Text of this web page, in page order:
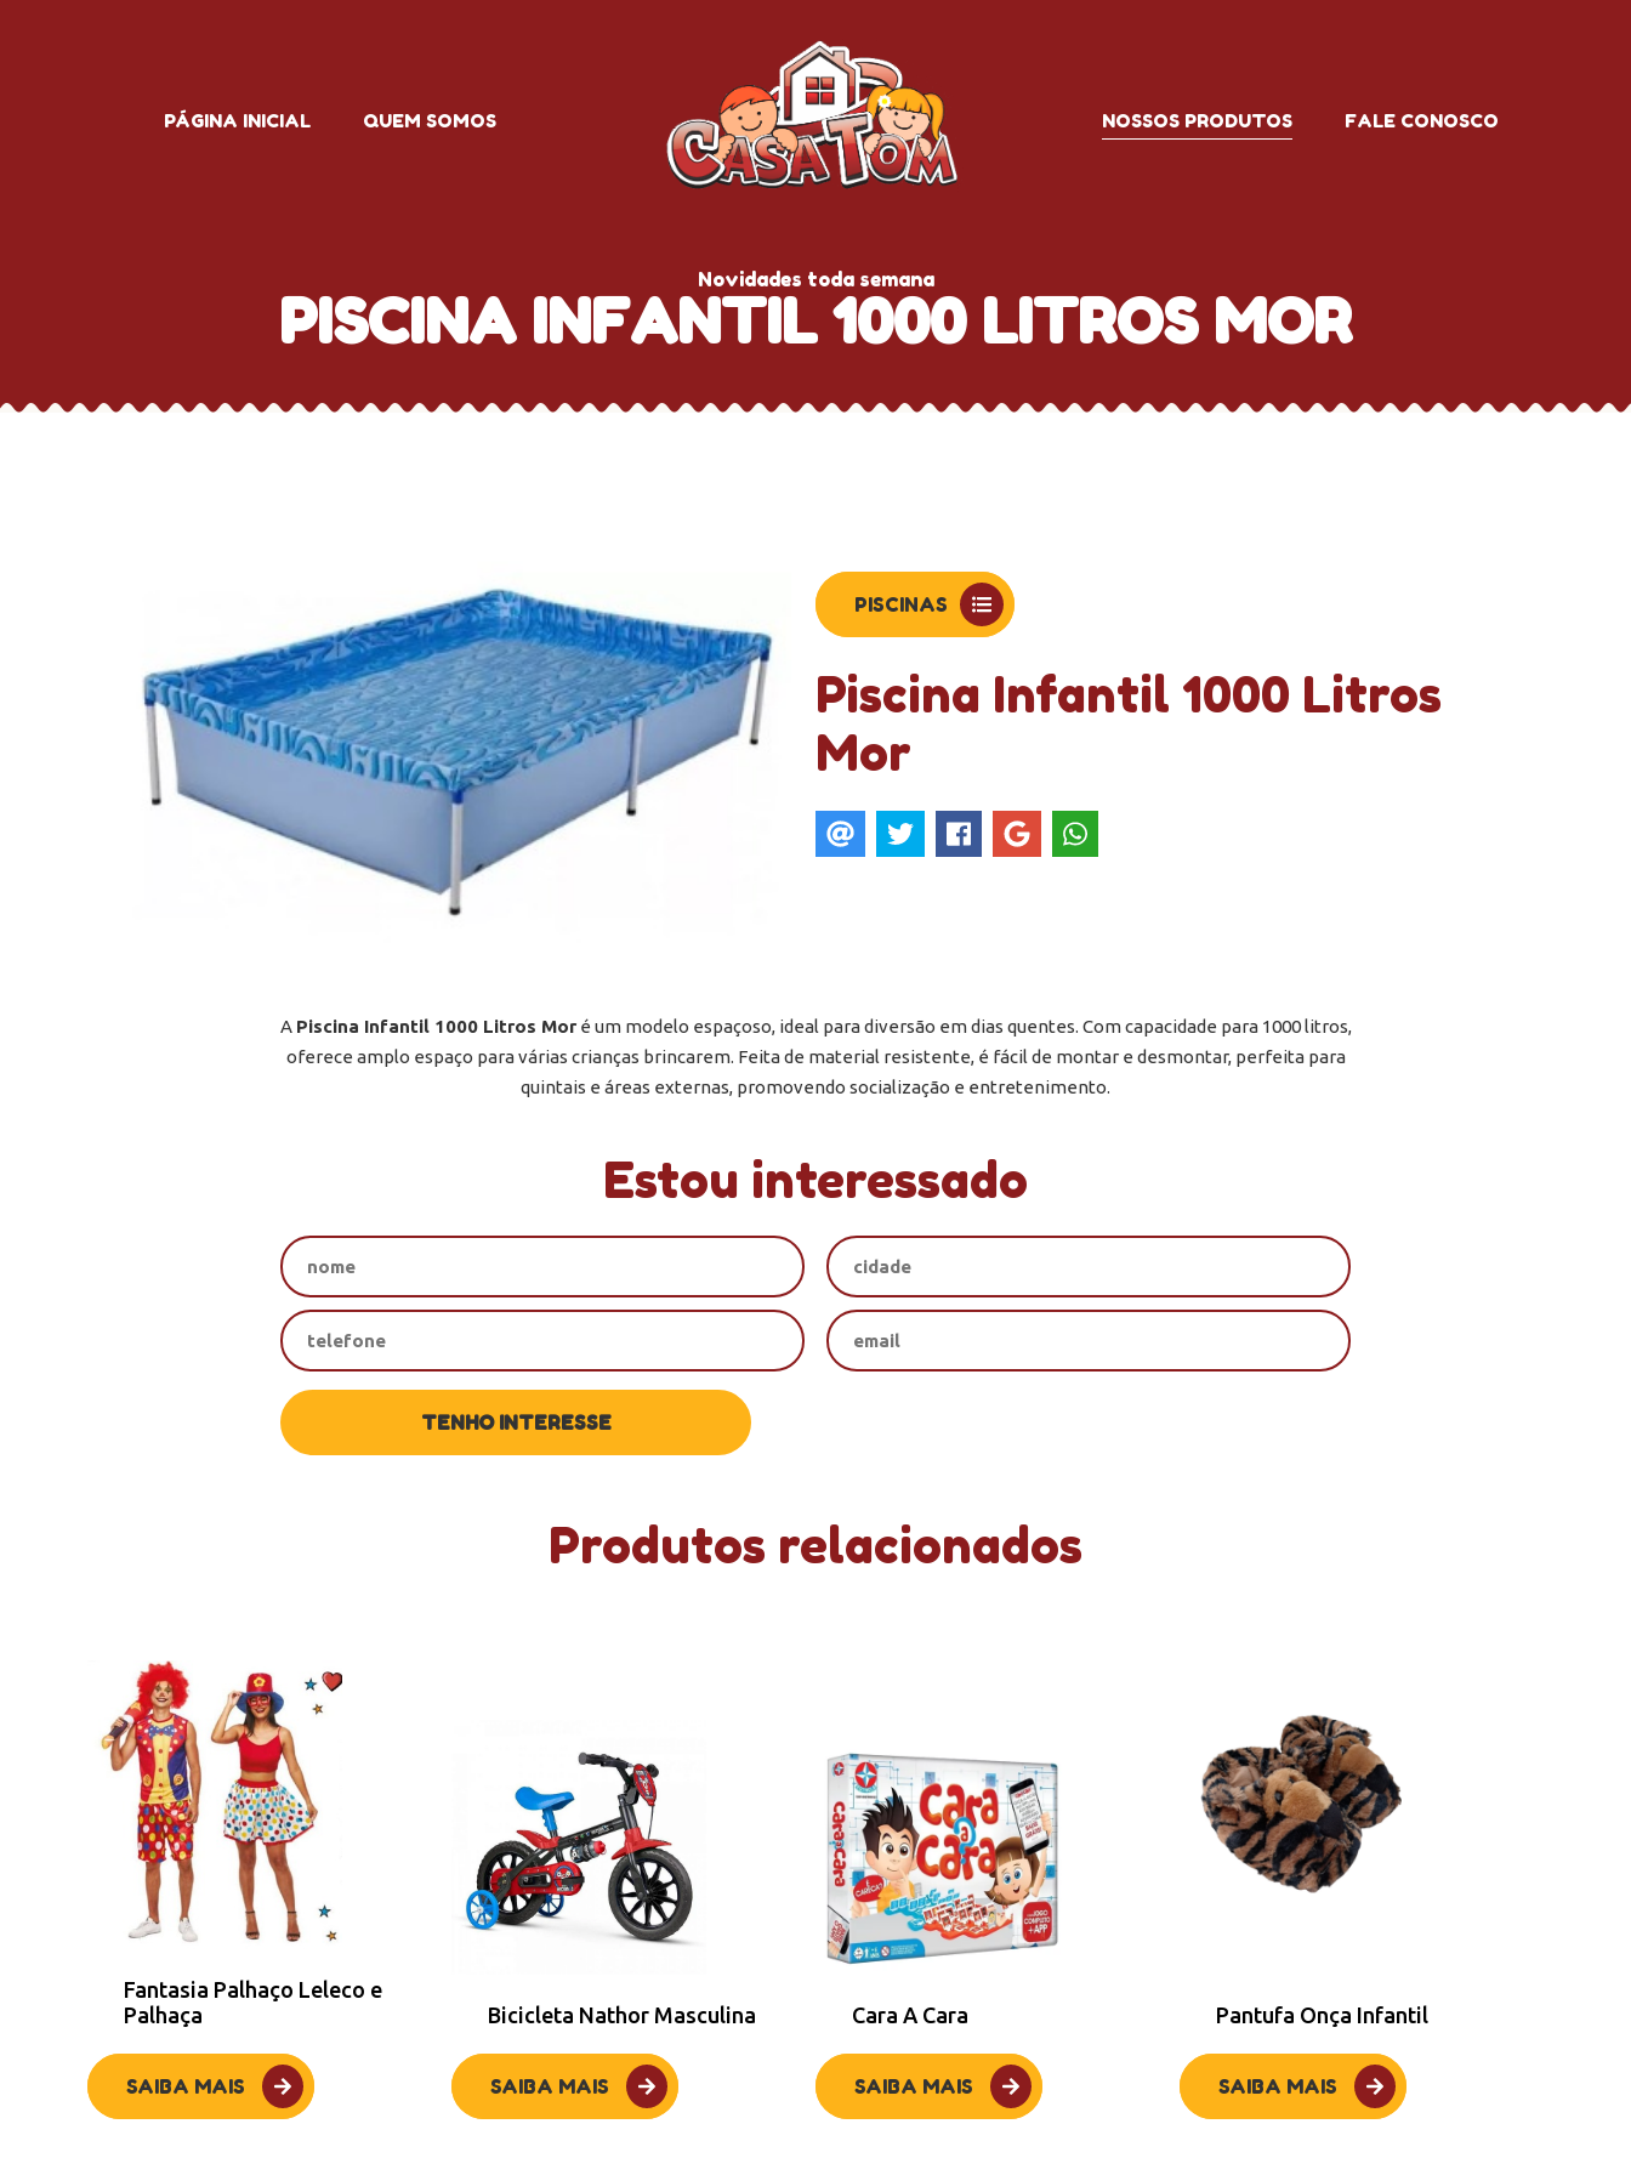
PÁGINA INICIAL QUEM SOMOS NOSSOS PRODUTOS FALE CONOSCO
Novidades toda semana
PISCINA INFANTIL 1000 LITROS MOR
PISCINAS
Piscina Infantil 1000 Litros
Mor
A Piscina Infantil 1000 Litros Moré um modelo espaçoso, ideal para diversão em dias quentes. Com capacidade para 1000 litros,
oferece amplo espaço para várias crianças brincarem. Feita de material resistente, é fácil de montar e desmontar, perfeita para
quintais e áreas externas, promovendo socialização e entretenimento.
Estou interessado
Produtos relacionados
Fantasia Palhaço Leleco e
Palhaça
SAIBA MAIS
Bicicleta Nathor Masculina
SAIBA MAIS
Cara A Cara
SAIBA MAIS
Pantufa Onça Infantil
SAIBA MAIS